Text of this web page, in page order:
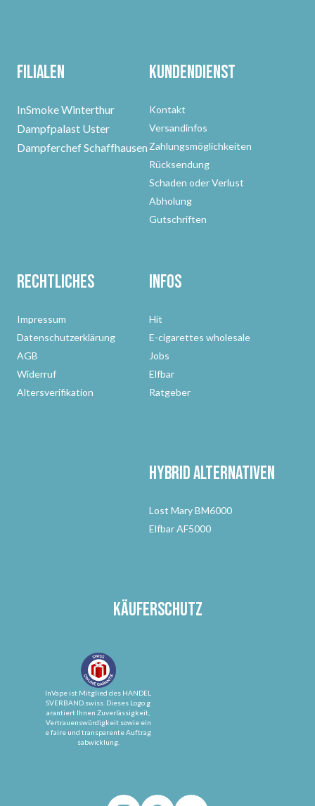
Filialen
InSmoke Winterthur
Dampfpalast Uster
Dampferchef Schaffhausen
Kundendienst
Kontakt
Versandinfos
Zahlungsmöglichkeiten
Rücksendung
Schaden oder Verlust
Abholung
Gutschriften
Rechtliches
Impressum
Datenschutzerklärung
AGB
Widerruf
Altersverifikation
Infos
Hit
E-cigarettes wholesale
Jobs
Elfbar
Ratgeber
Hybrid Alternativen
Lost Mary BM6000
Elfbar AF5000
Käuferschutz
InVape ist Mitglied des HANDEL
SVERBAND.swiss. Dieses Logo g
arantiert Ihnen Zuverlässigkeit,
Vertrauenswürdigkeit sowie ein
e faire und transparente Auftrag
sabwicklung.